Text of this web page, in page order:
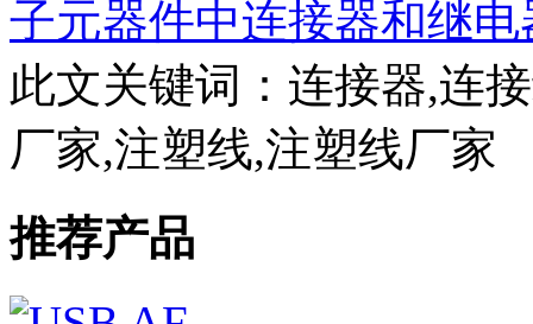
子元器件中连接器和继
此文关键词： 连接器,连
厂家,注塑线,注塑线厂家
推荐产品